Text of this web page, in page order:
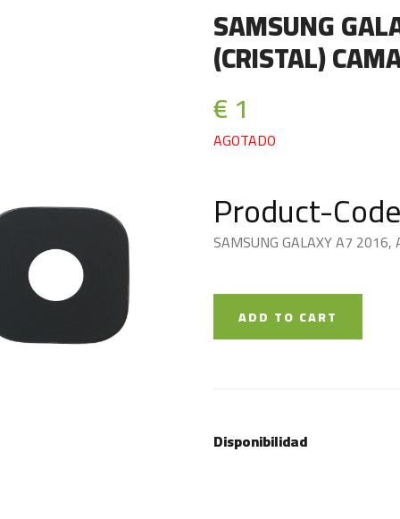
SAMSUNG
(CRISTAL)
€ 1
AGOTADO
Product-
SAMSUNG GALAXY A7 2016,
ADD TO CART
Disponibilidad